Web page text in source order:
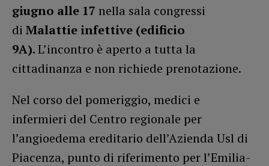
giugno alle 17 nella sala congressi
di Malattie infettive (edificio
9A).L’incontro è aperto a tutta la
cittadinanza e non richiede prenotazione.
Nel corso del pomeriggio, medici e
infermieri del Centro regionale per
l’angioedema ereditario dell’Azienda Usl di
Piacenza, punto di riferimento per l’Emilia-